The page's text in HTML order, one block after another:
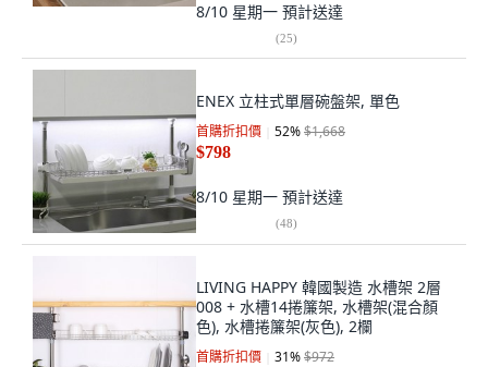
8/10 星期一 預計送達
(25)
ENEX 立柱式單層碗盤架, 單色
首購折扣價 52%$1,668
$798
8/10 星期一 預計送達
(48)
LIVING HAPPY 韓國製造 水槽架 2層
008 + 水槽14捲簾架, 水槽架(混合顏
色), 水槽捲簾架(灰色), 2欄
首購折扣價 31%$972